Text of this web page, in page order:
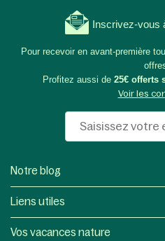
Inscrivez-vous
Pour recevoir en avant-première
Profitez aussi de 25€ offerts
Voir les
Notre blog
Liens utiles
Vos vacances nature